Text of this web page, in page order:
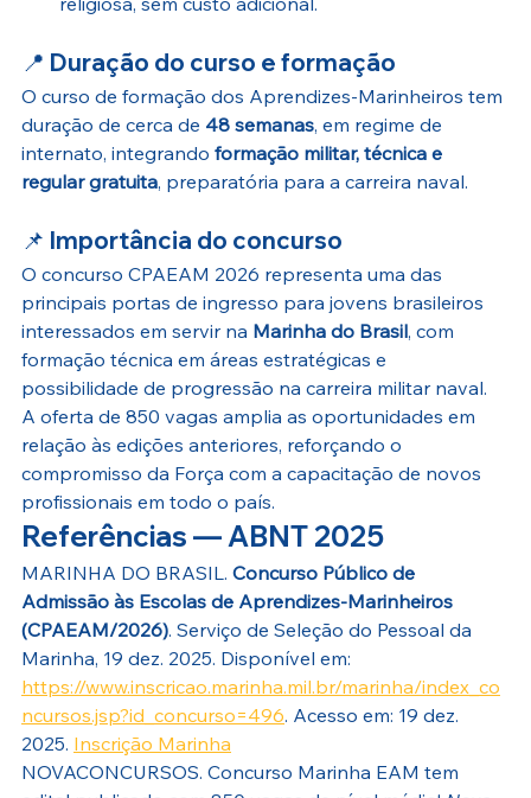
📍 Duração do curso e formação
O curso de formação dos Aprendizes-Marinheiros tem
duração de cerca de 48 semanas, em regime de
internato, integrando formação militar, técnica e
regular gratuita, preparatória para a carreira naval.
📌 Importância do concurso
O concurso CPAEAM 2026 representa uma das
principais portas de ingresso para jovens brasileiros
interessados em servir na Marinha do Brasil, com
formação técnica em áreas estratégicas e
possibilidade de progressão na carreira militar naval.
A oferta de 850 vagas amplia as oportunidades em
relação às edições anteriores, reforçando o
compromisso da Força com a capacitação de novos
profissionais em todo o país.
Referências — ABNT 2025
MARINHA DO BRASIL. Concurso Público de
Admissão às Escolas de Aprendizes-Marinheiros
(CPAEAM/2026). Serviço de Seleção do Pessoal da
Marinha, 19 dez. 2025. Disponível em:
https://www.inscricao.marinha.mil.br/marinha/index_co
ncursos.jsp?id_concurso=496. Acesso em: 19 dez.
2025. Inscrição Marinha
NOVACONCURSOS. Concurso Marinha EAM tem